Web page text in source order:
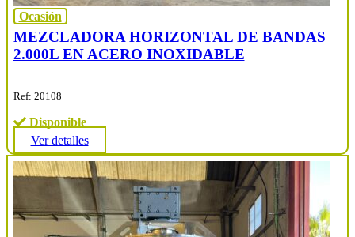
Ocasión
MEZCLADORA HORIZONTAL DE BANDAS
2.000L EN ACERO INOXIDABLE
Ref: 20108
Disponible
Ver detalles